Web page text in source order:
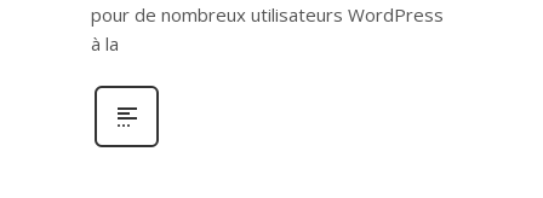
pour de nombreux utilisateurs WordPress
à la